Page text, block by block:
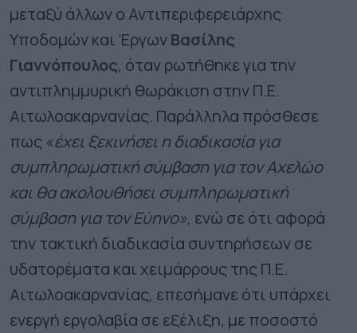
μεταξύ άλλων ο Αντιπεριφερειάρχης
Υποδομών και ΈργωνΒασίλης
Γιαννόπουλος, όταν ρωτήθηκε για την
αντιπλημμυρική θωράκιση στην Π.Ε.
Αιτωλοακαρνανίας. Παράλληλα πρόσθεσε
πως «έχει ξεκινήσει η διαδικασία για
συμπληρωματική σύμβαση για τον Αχελώο
και θα ακολουθήσει συμπληρωματική
σύμβαση για τον Εύηνο», ενώ σε ότι αφορά
την τακτική διαδικασία συντηρήσεων σε
υδατορέματα και χειμάρρους της Π.Ε.
Αιτωλοακαρνανίας, επεσήμανε ότι υπάρχει
ενεργή εργολαβία σε εξέλιξη, με ποσοστό